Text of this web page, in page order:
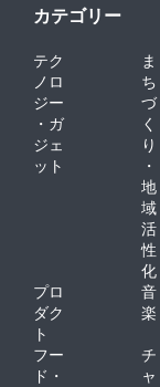
カテゴリー
テク
ノロ
ジー
・ガ
ジェ
ット
ま
ち
づ
く
り
・
地
域
活
性
化
プロ
ダク
ト
音
楽
フー
ド・
チ
ャ